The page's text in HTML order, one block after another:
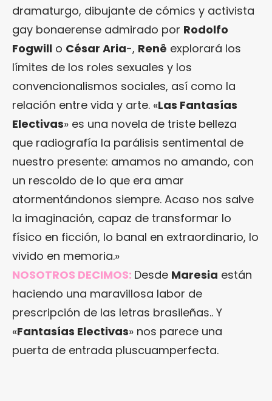
dramaturgo, dibujante de cómics y activista
gay bonaerense admirado por Rodolfo
Fogwill o César Aria-, Renê explorará los
límites de los roles sexuales y los
convencionalismos sociales, así como la
relación entre vida y arte. «Las Fantasías
Electivas» es una novela de triste belleza
que radiografía la parálisis sentimental de
nuestro presente: amamos no amando, con
un rescoldo de lo que era amar
atormentándonos siempre. Acaso nos salve
la imaginación, capaz de transformar lo
físico en ficción, lo banal en extraordinario, lo
vivido en memoria.»
NOSOTROS DECIMOS: Desde Maresia están
haciendo una maravillosa labor de
prescripción de las letras brasileñas.. Y
«Fantasías Electivas» nos parece una
puerta de entrada pluscuamperfecta.